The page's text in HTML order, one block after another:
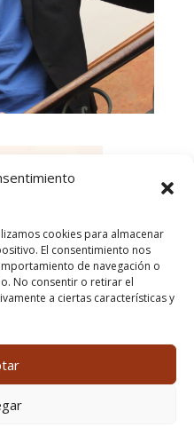
cookies para almacenar
El consentimiento nos
de navegación o
No consentir o retirar el
a ciertas características y